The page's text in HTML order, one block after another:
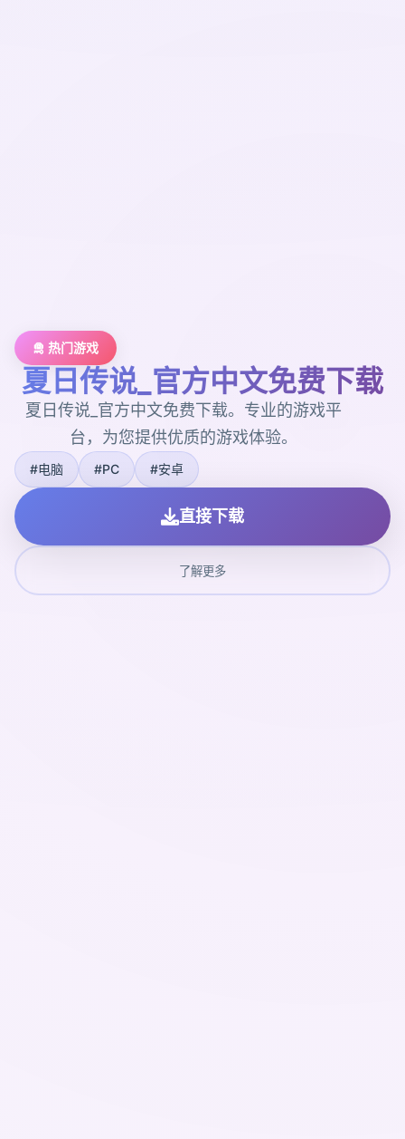
🛅 热门游戏
夏日传说_官方中文免费下载
夏日传说_官方中文免费下载。专业的游戏平
台，为您提供优质的游戏体验。
#电脑 #PC #安卓
直接下载
了解更多